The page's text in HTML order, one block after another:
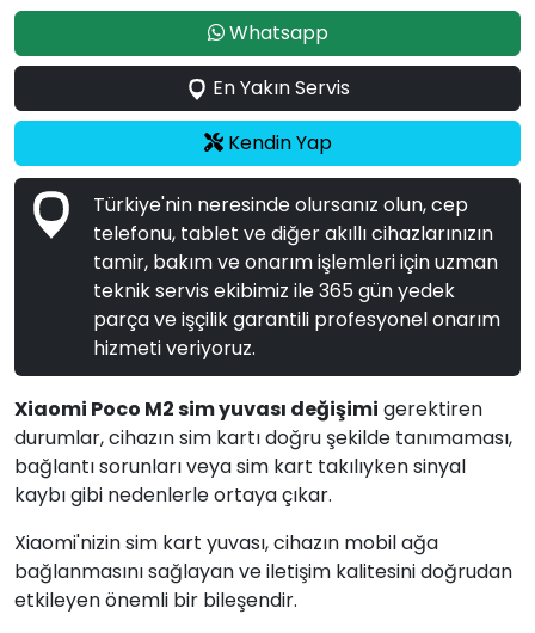
Whatsapp
En Yakın Servis
Kendin Yap
Türkiye'nin neresinde olursanız olun, cep
telefonu, tablet ve diğer akıllı cihazlarınızın
tamir, bakım ve onarım işlemleri için uzman
teknik servis ekibimiz ile 365 gün yedek
parça ve işçilik garantili profesyonel onarım
hizmeti veriyoruz.
Xiaomi Poco M2 sim yuvası değişimi gerektiren
durumlar, cihazın sim kartı doğru şekilde tanımaması,
bağlantı sorunları veya sim kart takılıyken sinyal
kaybı gibi nedenlerle ortaya çıkar.
Xiaomi'nizin sim kart yuvası, cihazın mobil ağa
bağlanmasını sağlayan ve iletişim kalitesini doğrudan
etkileyen önemli bir bileşendir.